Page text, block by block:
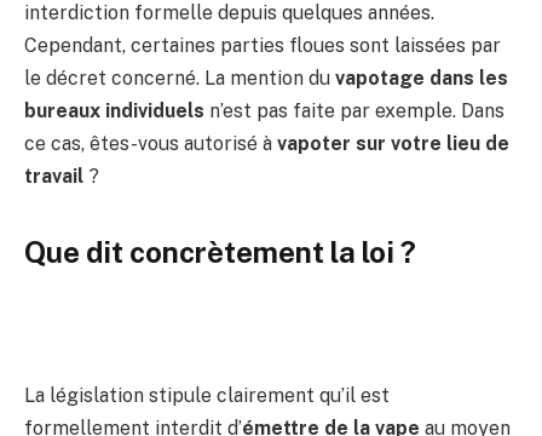
interdiction formelle depuis quelques années.
Cependant, certaines parties floues sont laissées par
le décret concerné. La mention du vapotage dans les
bureaux individuels n’est pas faite par exemple. Dans
ce cas, êtes-vous autorisé à vapoter sur votre lieu de
travail ?
Que dit concrètement la loi ?
La législation stipule clairement qu’il est
formellement interdit d’émettre de la vape au moyen